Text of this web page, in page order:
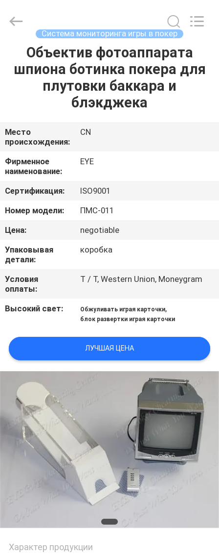
ГЛАВНАЯ
СТРАНИЦА
ПРОДУКЦИЯ
О
КОМПАНИИ
НАША
ФАБРИКА
КОНТРОЛЬ
КАЧЕСТВА
КОНТАКТНЫЕ
ДАННЫЕ
ОТПРАВИТЬ
ЗАПРОС
КАРТА
САЙТА
PRIVACY
POLICY
Cheat
Center.
Система мониторинга игры в покер
Объектив фотоаппарата
шпиона ботинка покера для
плутовки баккара и
блэкджека
Место
происхождения:
CN
Фирменное
наименование:
EYE
Сертификация:
ISO9001
Номер модели:
ПМС-011
Цена:
negotiable
Упаковывая
детали:
коробка
Условия
оплаты:
T / T, Western Union, Moneygram
Высокий свет: Обжуливать играя карточки,
блок развертки играя карточки
ЛУЧШАЯ ЦЕНА
Характер продукции